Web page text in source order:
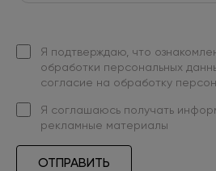
Я подтверждаю, что
обработки персональных
согласие на обработку
Я соглашаюсь получать
рекламные материалы
ОТПРАВИТЬ